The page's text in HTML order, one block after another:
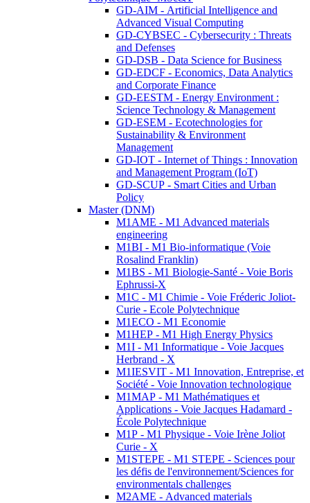
GD-AIM - Artificial Intelligence and
Advanced Visual Computing
GD-CYBSEC - Cybersecurity : Threats
and Defenses
GD-DSB - Data Science for Business
GD-EDCF - Economics, Data Analytics
and Corporate Finance
GD-EESTM - Energy Environment :
Science Technology & Management
GD-ESEM - Ecotechnologies for
Sustainability & Environment
Management
GD-IOT - Internet of Things : Innovation
and Management Program (IoT)
GD-SCUP - Smart Cities and Urban
Policy
Master (DNM)
M1AME - M1 Advanced materials
engineering
M1BI - M1 Bio-informatique (Voie
Rosalind Franklin)
M1BS - M1 Biologie-Santé - Voie Boris
Ephrussi-X
M1C - M1 Chimie - Voie Fréderic Joliot-
Curie - Ecole Polytechnique
M1ECO - M1 Economie
M1HEP - M1 High Energy Physics
M1I - M1 Informatique - Voie Jacques
Herbrand - X
M1IESVIT - M1 Innovation, Entreprise, et
Société - Voie Innovation technologique
M1MAP - M1 Mathématiques et
Applications - Voie Jacques Hadamard -
École Polytechnique
M1P - M1 Physique - Voie Irène Joliot
Curie - X
M1STEPE - M1 STEPE - Sciences pour
les défis de l'environnement/Sciences for
environmentals challenges
M2AME - Advanced materials